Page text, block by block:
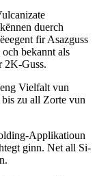
duerch
fir Asazguss
bekannt als
2K-Guss.
Vielfalt vun
zu all Zorte vun
Applikatioun
ginn. Net all Si-